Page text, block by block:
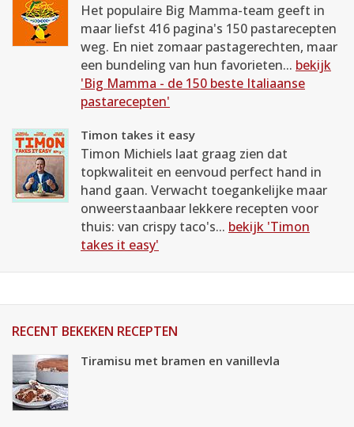
Het populaire Big Mamma-team geeft in
maar liefst 416 pagina's 150 pastarecepten
weg. En niet zomaar pastagerechten, maar
een bundeling van hun favorieten... bekijk
'Big Mamma - de 150 beste Italiaanse
pastarecepten'
Timon takes it easy
Timon Michiels laat graag zien dat
topkwaliteit en eenvoud perfect hand in
hand gaan. Verwacht toegankelijke maar
onweerstaanbaar lekkere recepten voor
thuis: van crispy taco's... bekijk 'Timon
takes it easy'
RECENT BEKEKEN RECEPTEN
Tiramisu met bramen en vanillevla